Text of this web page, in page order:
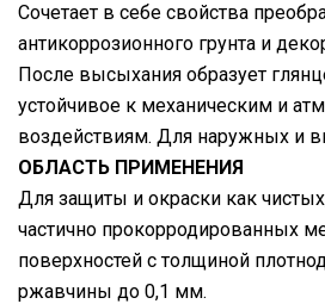
Сочетает в себе свойства
антикоррозионного грунта и
После высыхания образует
устойчивое к механическим и
воздействиям. Для наружных и
ОБЛАСТЬ ПРИМЕНЕНИЯ
Для защиты и окраски как
частично прокорродированных
поверхностей с толщиной
ржавчины до 0,1 мм.